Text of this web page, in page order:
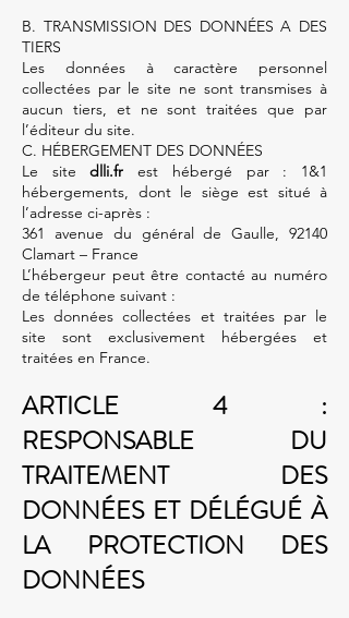
B. TRANSMISSION DES DONNÉES A DES
TIERS
Les données à caractère personnel
collectées par le site ne sont transmises à
aucun tiers, et ne sont traitées que par
l’éditeur du site.
C. HÉBERGEMENT DES DONNÉES
Le sitedlli.fr est hébergé par : 1&1
hébergements, dont le siège est situé à
l’adresse ci-après :
361 avenue du général de Gaulle, 92140
Clamart – France
L’hébergeur peut être contacté au numéro
de téléphone suivant :
Les données collectées et traitées par le
site sont exclusivement hébergées et
traitées en France.
ARTICLE 4 :
RESPONSABLE DU
TRAITEMENT DES
DONNÉES ET DÉLÉGUÉ À
LA PROTECTION DES
DONNÉES